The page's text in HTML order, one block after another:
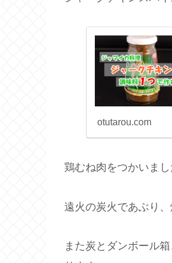
otutarou.com
鶏むね肉をつかいま
遠火の炭火であぶり
また炭とダンボール